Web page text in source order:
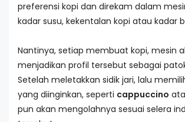
preferensi kopi dan direkam dalam
kadar susu, kekentalan kopi atau kadar
Nantinya, setiap membuat kopi, mesin
menjadikan profil tersebut sebagai
Setelah meletakkan sidik jari, lalu
yang diinginkan, seperti cappuccino
pun akan mengolahnya sesuai selera